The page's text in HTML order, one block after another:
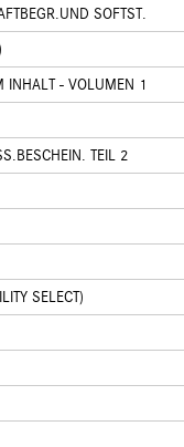
SOFTST.
INHALT - VOLUMEN 1
TEIL 2
SELECT)